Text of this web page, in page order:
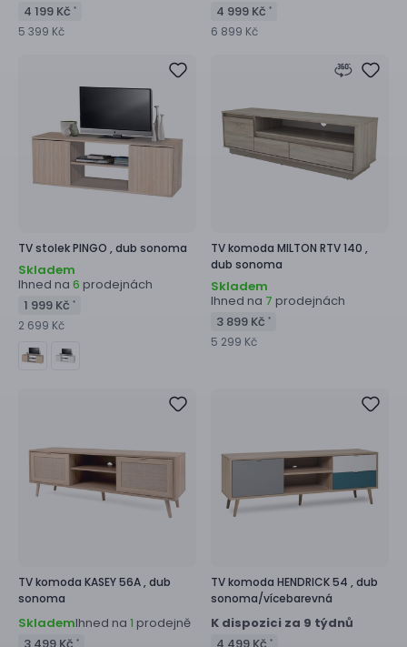
4 199 Kč *
5 399 Kč
4 999 Kč *
6 899 Kč
TV stolekPINGO , dub sonoma
Skladem
Ihned na 6 prodejnách
1 999 Kč *
2 699 Kč
TV komoda MILTON RTV 140 ,
dub sonoma
Skladem
Ihned na 7 prodejnách
3 899 Kč *
5 299 Kč
TV komoda KASEY 56A , dub
sonoma
SklademIhned na 1 prodejně
*
TV komoda HENDRICK 54 , dub
sonoma/vícebarevná
K dispozici za 9 týdnů
*